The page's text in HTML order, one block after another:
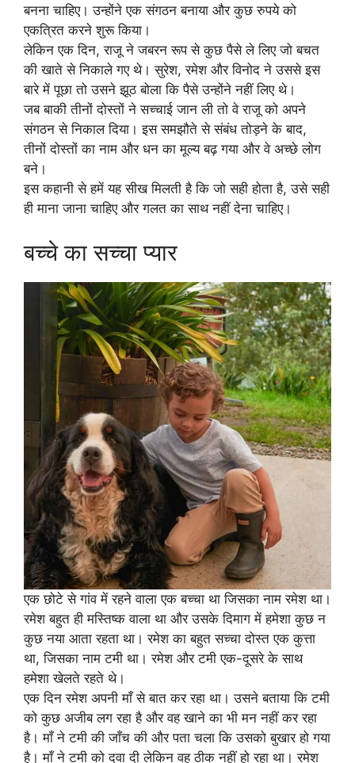
बनना चाहिए। उन्होंने एक संगठन बनाया और कुछ रुपये को
एकत्रित करने शुरू किया।
लेकिन एक दिन, राजू ने जबरन रूप से कुछ पैसे ले लिए जो बचत
की खाते से निकाले गए थे। सुरेश, रमेश और विनोद ने उससे इस
बारे में पूछा तो उसने झूठ बोला कि पैसे उन्होंने नहीं लिए थे।
जब बाकी तीनों दोस्तों ने सच्चाई जान ली तो वे राजू को अपने
संगठन से निकाल दिया। इस समझौते से संबंध तोड़ने के बाद,
तीनों दोस्तों का नाम और धन का मूल्य बढ़ गया और वे अच्छे लोग
बने।
इस कहानी से हमें यह सीख मिलती है कि जो सही होता है, उसे सही
ही माना जाना चाहिए और गलत का साथ नहीं देना चाहिए।
बच्चे का सच्चा प्यार
एक छोटे से गांव में रहने वाला एक बच्चा था जिसका नाम रमेश था।
रमेश बहुत ही मस्तिष्क वाला था और उसके दिमाग में हमेशा कुछ न
कुछ नया आता रहता था। रमेश का बहुत सच्चा दोस्त एक कुत्ता
था, जिसका नाम टमी था। रमेश और टमी एक-दूसरे के साथ
हमेशा खेलते रहते थे।
एक दिन रमेश अपनी माँ से बात कर रहा था। उसने बताया कि टमी
को कुछ अजीब लग रहा है और वह खाने का भी मन नहीं कर रहा
है। माँ ने टमी की जाँच की और पता चला कि उसको बुखार हो गया
है। माँ ने टमी को दवा दी लेकिन वह ठीक नहीं हो रहा था। रमेश